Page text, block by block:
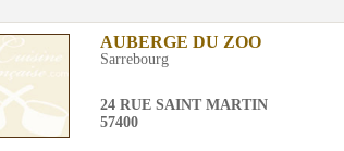
AUBERGE DU ZOO
Sarrebourg
24 RUE SAINT MARTIN
57400